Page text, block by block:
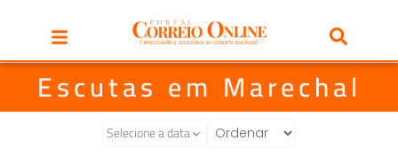
Escutas em Marechal
Selecione a data